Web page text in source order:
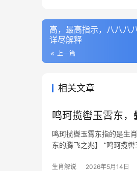
高，最高指示，八八八
详尽解释
上一篇
相关文章
鸣珂揽辔玉霄东
鸣珂揽辔玉霄东指的是生
东的腾飞之兆】 “鸣珂揽
生肖解说 2026年5月14日